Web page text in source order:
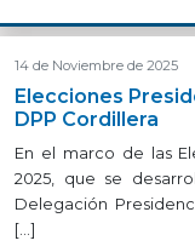
14 de Noviembre de 2025
Elecciones
DPP Cordillera
En el marco de las
2025, que se
Delegación
[…]